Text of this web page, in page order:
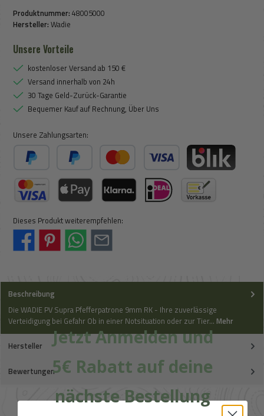
Produktnummer: 48005000
Hersteller: Wadie
Unsere Vorteile
kostenloser Versand ab 150 €
Versand innerhalb von 24h
30 Tage Geld-Zurück-Garantie
Bequemer Kauf auf Rechnung, Über Uns
Unsere Zahlungsarten:
Später BezahlenKredit- oder Debitkarte
Dieses Produkt weiterempfehlen:
Beschreibung
Die WADIE PV Supra Pfefferpatrone 9mm RK - Ihre zuverlässige
Verteidigung bei Gefahr Ob in einer Notsituation oder zur Tier… Mehr
Hersteller
Bewertungen
Jetzt Anmelden und
5€ Rabatt auf deine
nächste Bestellung